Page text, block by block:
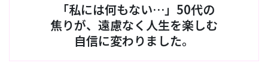
「私には何もない…」50代の
焦りが、遠慮なく人生を楽しむ
自信に変わりました。